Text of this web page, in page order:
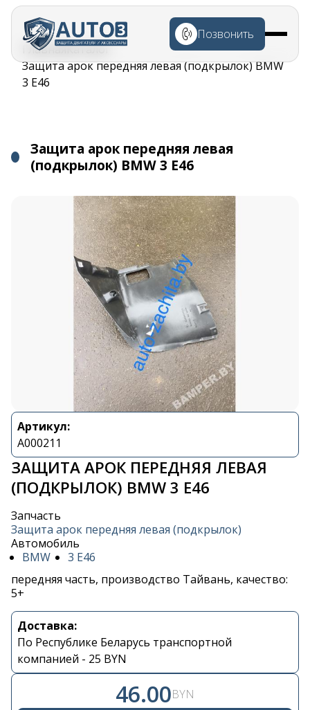
Перейти к
основному
содержанию
Позвонить
Строка
навигации
ГлавнаяКаталог
Защита арок передняя левая (подкрылок) BMW
3 E46
Защита арок передняя левая
(подкрылок) BMW 3 E46
Артикул:
A000211
ЗАЩИТА АРОК ПЕРЕДНЯЯ ЛЕВАЯ
(ПОДКРЫЛОК) BMW 3 E46
Запчасть
Защита арок передняя левая (подкрылок)
Автомобиль
BMW
3 E46
передняя часть, производство Тайвань, качество:
5+
Доставка:
По Республике Беларусь транспортной
компанией - 25 BYN
46.00BYN
Контакты
+375 29 870 15 80